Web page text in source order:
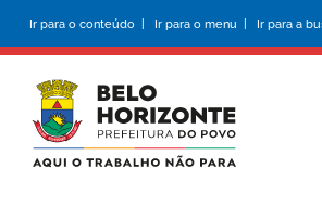
conteúdo
principal
Ir para o conteúdo | Ir para o menu | Ir para a